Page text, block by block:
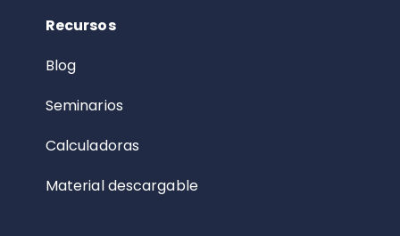
Recursos
Blog
Seminarios
Calculadoras
Material descargable